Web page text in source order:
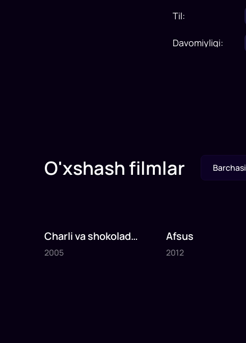
Til:
Davomiyligi:
O'xshash filmlar Barchasi
2005
1x75
Charli va shokolad
fabrikasi
2005
2012
1x80
Afsus
2012